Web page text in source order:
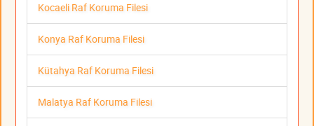
Kocaeli Raf Koruma Filesi
Konya Raf Koruma Filesi
Kütahya Raf Koruma Filesi
Malatya Raf Koruma Filesi